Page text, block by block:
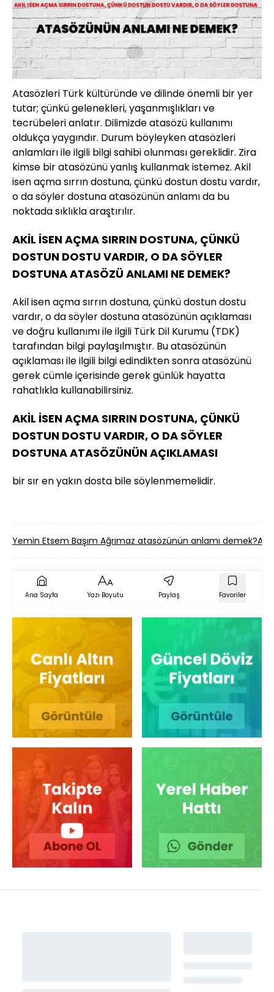
Atasözleri Türk kültüründe ve dilinde önemli bir yer
tutar; çünkü gelenekleri, yaşanmışlıkları ve
tecrübeleri anlatır. Dilimizde atasözü kullanımı
oldukça yaygındır. Durum böyleyken atasözleri
anlamları ile ilgili bilgi sahibi olunması gereklidir. Zira
kimse bir atasözünü yanlış kullanmak istemez. Akil
isen açma sırrın dostuna, çünkü dostun dostu vardır,
o da söyler dostuna atasözünün anlamı da bu
noktada sıklıkla araştırılır.
AKİL İSEN AÇMA SIRRIN DOSTUNA, ÇÜNKÜ
DOSTUN DOSTU VARDIR, O DA SÖYLER
DOSTUNA ATASÖZÜ ANLAMI NE DEMEK?
Akil isen açma sırrın dostuna, çünkü dostun dostu
vardır, o da söyler dostuna atasözünün açıklaması
ve doğru kullanımı ile ilgili Türk Dil Kurumu (TDK)
tarafından bilgi paylaşılmıştır. Bu atasözünün
açıklaması ile ilgili bilgi edindikten sonra atasözünü
gerek cümle içerisinde gerek günlük hayatta
rahatlıkla kullanabilirsiniz.
AKİL İSEN AÇMA SIRRIN DOSTUNA, ÇÜNKÜ
DOSTUN DOSTU VARDIR, O DA SÖYLER
DOSTUNA ATASÖZÜNÜN AÇIKLAMASI
bir sır en yakın dosta bile söylenmemelidir.
Yemin Etsem Başım Ağrımaz atasözünün anlamı demek?
Ana Sayfa Yazı Boyutu Paylaş Favoriler